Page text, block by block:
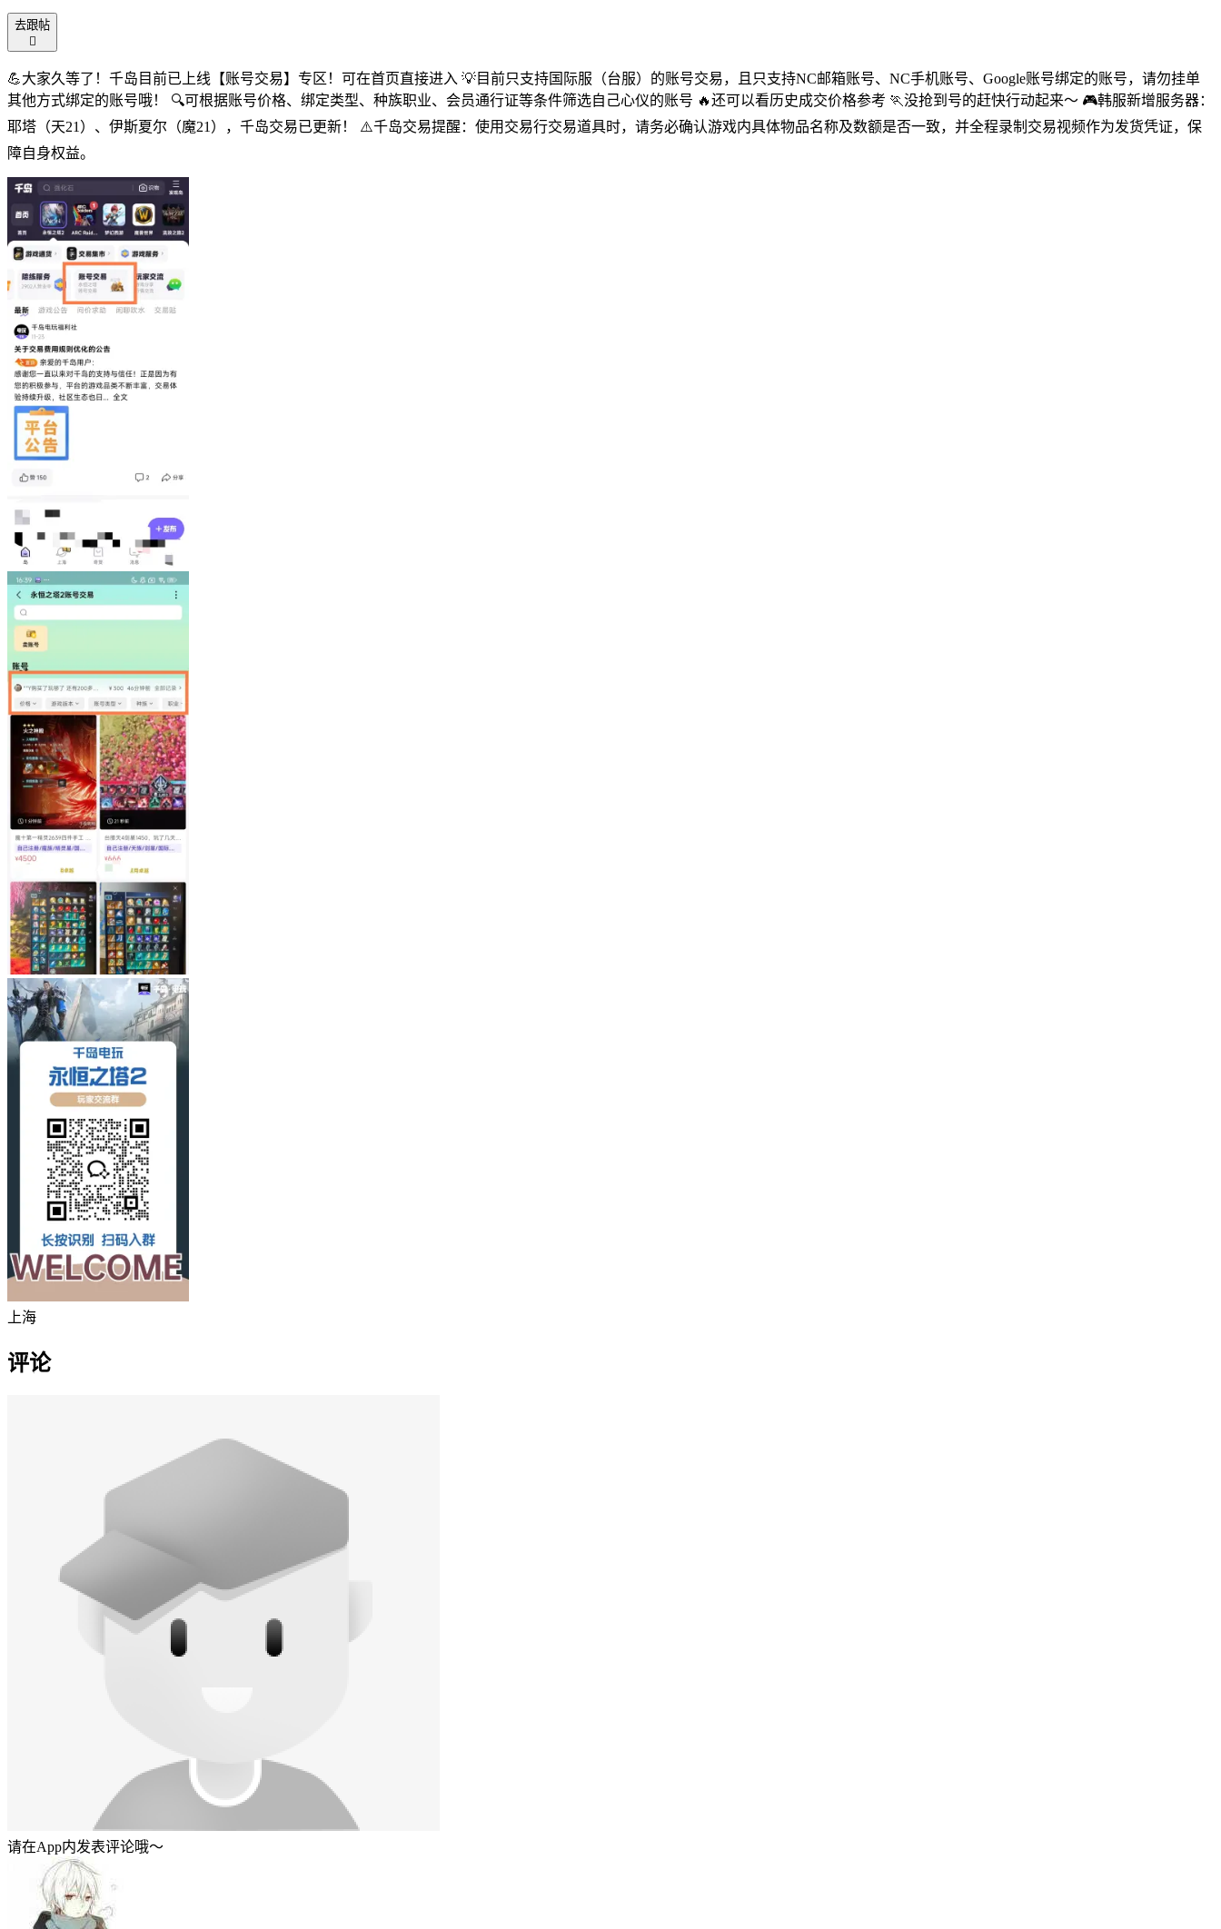
去跟帖

💪大家久等了！千岛目前已上线【账号交易】专区！可在首页直接进入 💡目前只支持国际服（台服）的账号交易，且只支持NC邮箱账号、NC手机账号、Google账号绑定的账号，请勿挂单
其他方式绑定的账号哦！ 🔍可根据账号价格、绑定类型、种族职业、会员通行证等条件筛选自己心仪的账号 🔥还可以看历史成交价格参考 🏃没抢到号的赶快行动起来～ 🎮韩服新增服务器：
耶塔（天21）、伊斯夏尔（魔21），千岛交易已更新！ ⚠️千岛交易提醒：使用交易行交易道具时，请务必确认游戏内具体物品名称及数额是否一致，并全程录制交易视频作为发货凭证，保
障自身权益。
上海
评论
请在App内发表评论哦～